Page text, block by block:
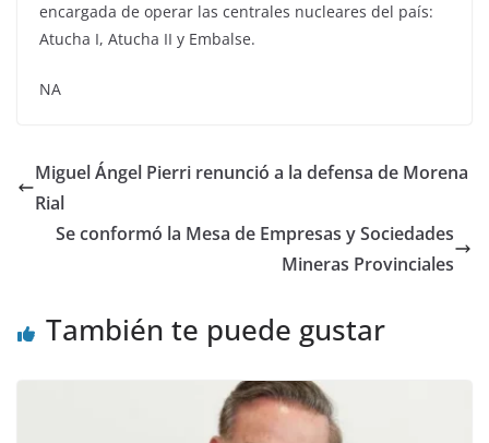
encargada de operar las centrales nucleares del país:
Atucha I, Atucha II y Embalse.
NA
Miguel Ángel Pierri renunció a la defensa de Morena
Rial
Se conformó la Mesa de Empresas y Sociedades
Mineras Provinciales
También te puede gustar